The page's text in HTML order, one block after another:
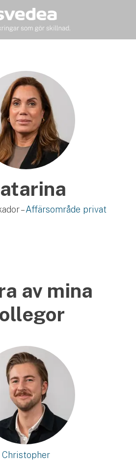
–Affärsområde privat
av mina
Christopher